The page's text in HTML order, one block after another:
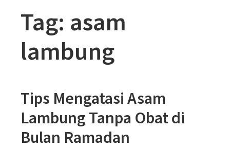
Tag: asam
lambung
Tips Mengatasi Asam
Lambung Tanpa Obat di
Bulan Ramadan